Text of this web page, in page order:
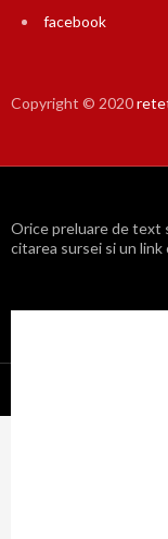
facebook
Copyright © 2020
Orice preluare de text
citarea sursei si un link